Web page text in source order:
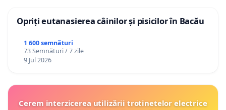
Opriți eutanasierea câinilor și pisicilor în Bacău
1 600 semnături
73 Semnături / 7 zile
9 Jul 2026
Cerem interzicerea utilizării trotinetelor electrice